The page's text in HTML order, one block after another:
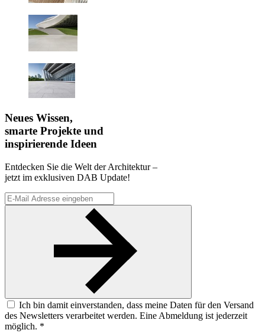
Neues Wissen,
smarte Projekte und
inspirierende Ideen
Entdecken Sie die Welt der Architektur –
jetzt im exklusiven DAB Update!
Ich bin damit einverstanden, dass meine Daten für den Versand
des Newsletters verarbeitet werden. Eine Abmeldung ist jederzeit
möglich. *